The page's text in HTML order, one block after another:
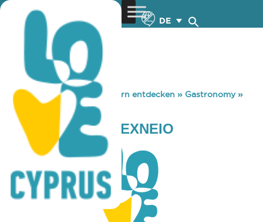
DE
You are here: Home »Zypern entdecken » Gastronomy»
ΤΑΤΣΙΑ ΜΕΖΕΔΟΤΕΧΝΕΙΟ
ΤΑΤΣΙΑ ΜΕΖΕΔΟΤΕΧΝΕΙΟ